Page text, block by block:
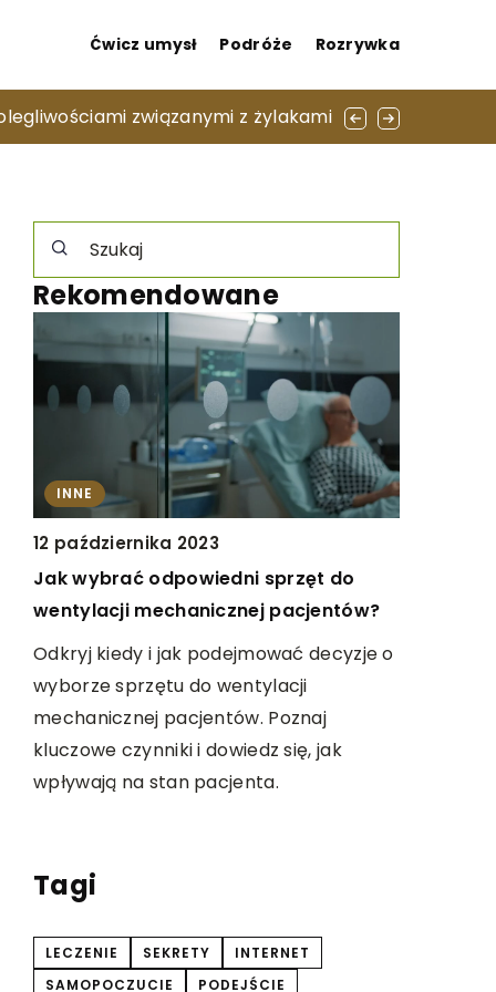
Ćwicz umysł Podróże Rozrywka
związanymi z żylakami
Rekomendowane
INNE
12 października 2023
Jak wybrać odpowiedni sprzęt do
wentylacji mechanicznej pacjentów?
Odkryj kiedy i jak podejmować decyzje o
wyborze sprzętu do wentylacji
mechanicznej pacjentów. Poznaj
kluczowe czynniki i dowiedz się, jak
wpływają na stan pacjenta.
Tagi
LECZENIE SEKRETY
INTERNET
SAMOPOCZUCIE
PODEJŚCIE